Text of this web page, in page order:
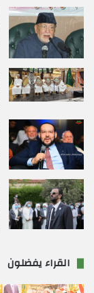
القراء يفضلون